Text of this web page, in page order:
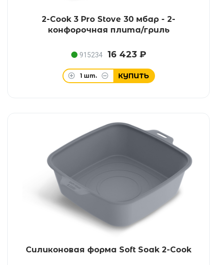
2-Cook 3 Pro Stove 30 мбар - 2-
конфорочная плита/гриль
915234 16 423 ₽
1 шт. КУПИТЬ
Силиконовая форма Soft Soak 2-Cook